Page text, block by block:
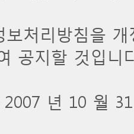
보처리방침을
공지할 것입니
년 10 월